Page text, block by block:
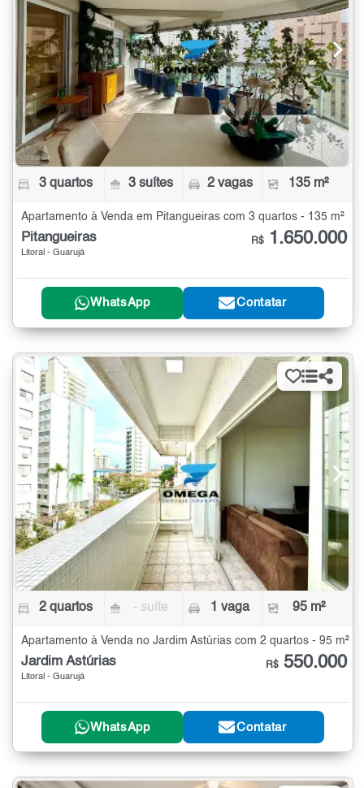
3 quartos 3 suítes 2 vagas 135 m²
Apartamento à Venda em Pitangueiras com 3 quartos - 135 m²
Pitangueiras
Litoral - Guarujá
R$ 1.650.000
WhatsApp Contatar
2 quartos - suíte 1 vaga 95 m²
Apartamento à Venda no Jardim Astúrias com 2 quartos - 95 m²
Jardim Astúrias
Litoral - Guarujá
R$ 550.000
WhatsApp Contatar